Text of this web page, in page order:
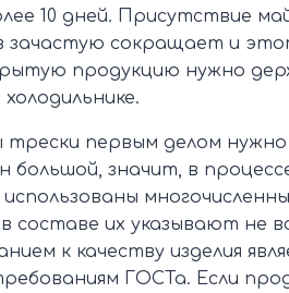
10 дней. Присутствие
зачастую сокращает и
продукцию нужно
трески первым делом
большой, значит, в
составе их указывают не
к качеству изделия
ГОСТа. Если